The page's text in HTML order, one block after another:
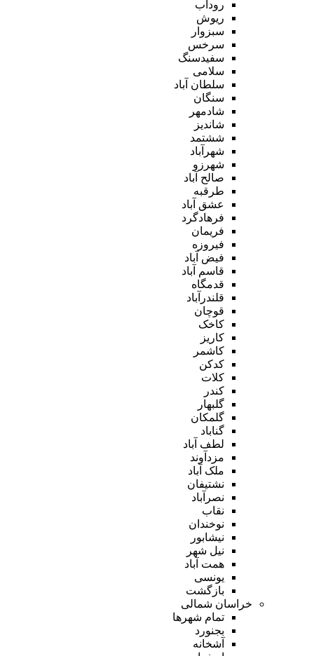
روداب
ریوش
سبزوار
سرخس
سفیدسنگ
سلامی
سلطان آباد
سنگان
شادمهر
شاندیز
ششتمد
شهرآباد
شهرزو
صالح آباد
طرقبه
عشق آباد
فرهادگرد
فریمان
فیروزه
فیض آباد
قاسم آباد
قدمگاه
قلندرآباد
قوچان
کاخک
کاریز
کاشمر
کدکن
کلات
کندر
گلبهار
گلمکان
گناباد
لطف آباد
مزدآوند
ملک آباد
نشتیفان
نصرآباد
نقاب
نوخندان
نیشابور
نیل شهر
همت آباد
یونسی
بازگشت
خراسان شمالی
تمام شهر‌ها
بجنورد
آشخانه